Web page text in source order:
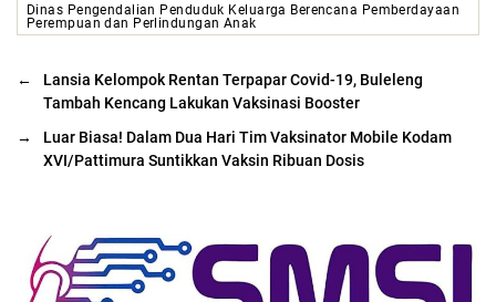
Dinas Pengendalian Penduduk Keluarga Berencana Pemberdayaan
Perempuan dan Perlindungan Anak
←
Lansia Kelompok Rentan Terpapar Covid-19, Buleleng
Tambah Kencang Lakukan Vaksinasi Booster
→
Luar Biasa! Dalam Dua Hari Tim Vaksinator Mobile Kodam
XVI/Pattimura Suntikkan Vaksin Ribuan Dosis